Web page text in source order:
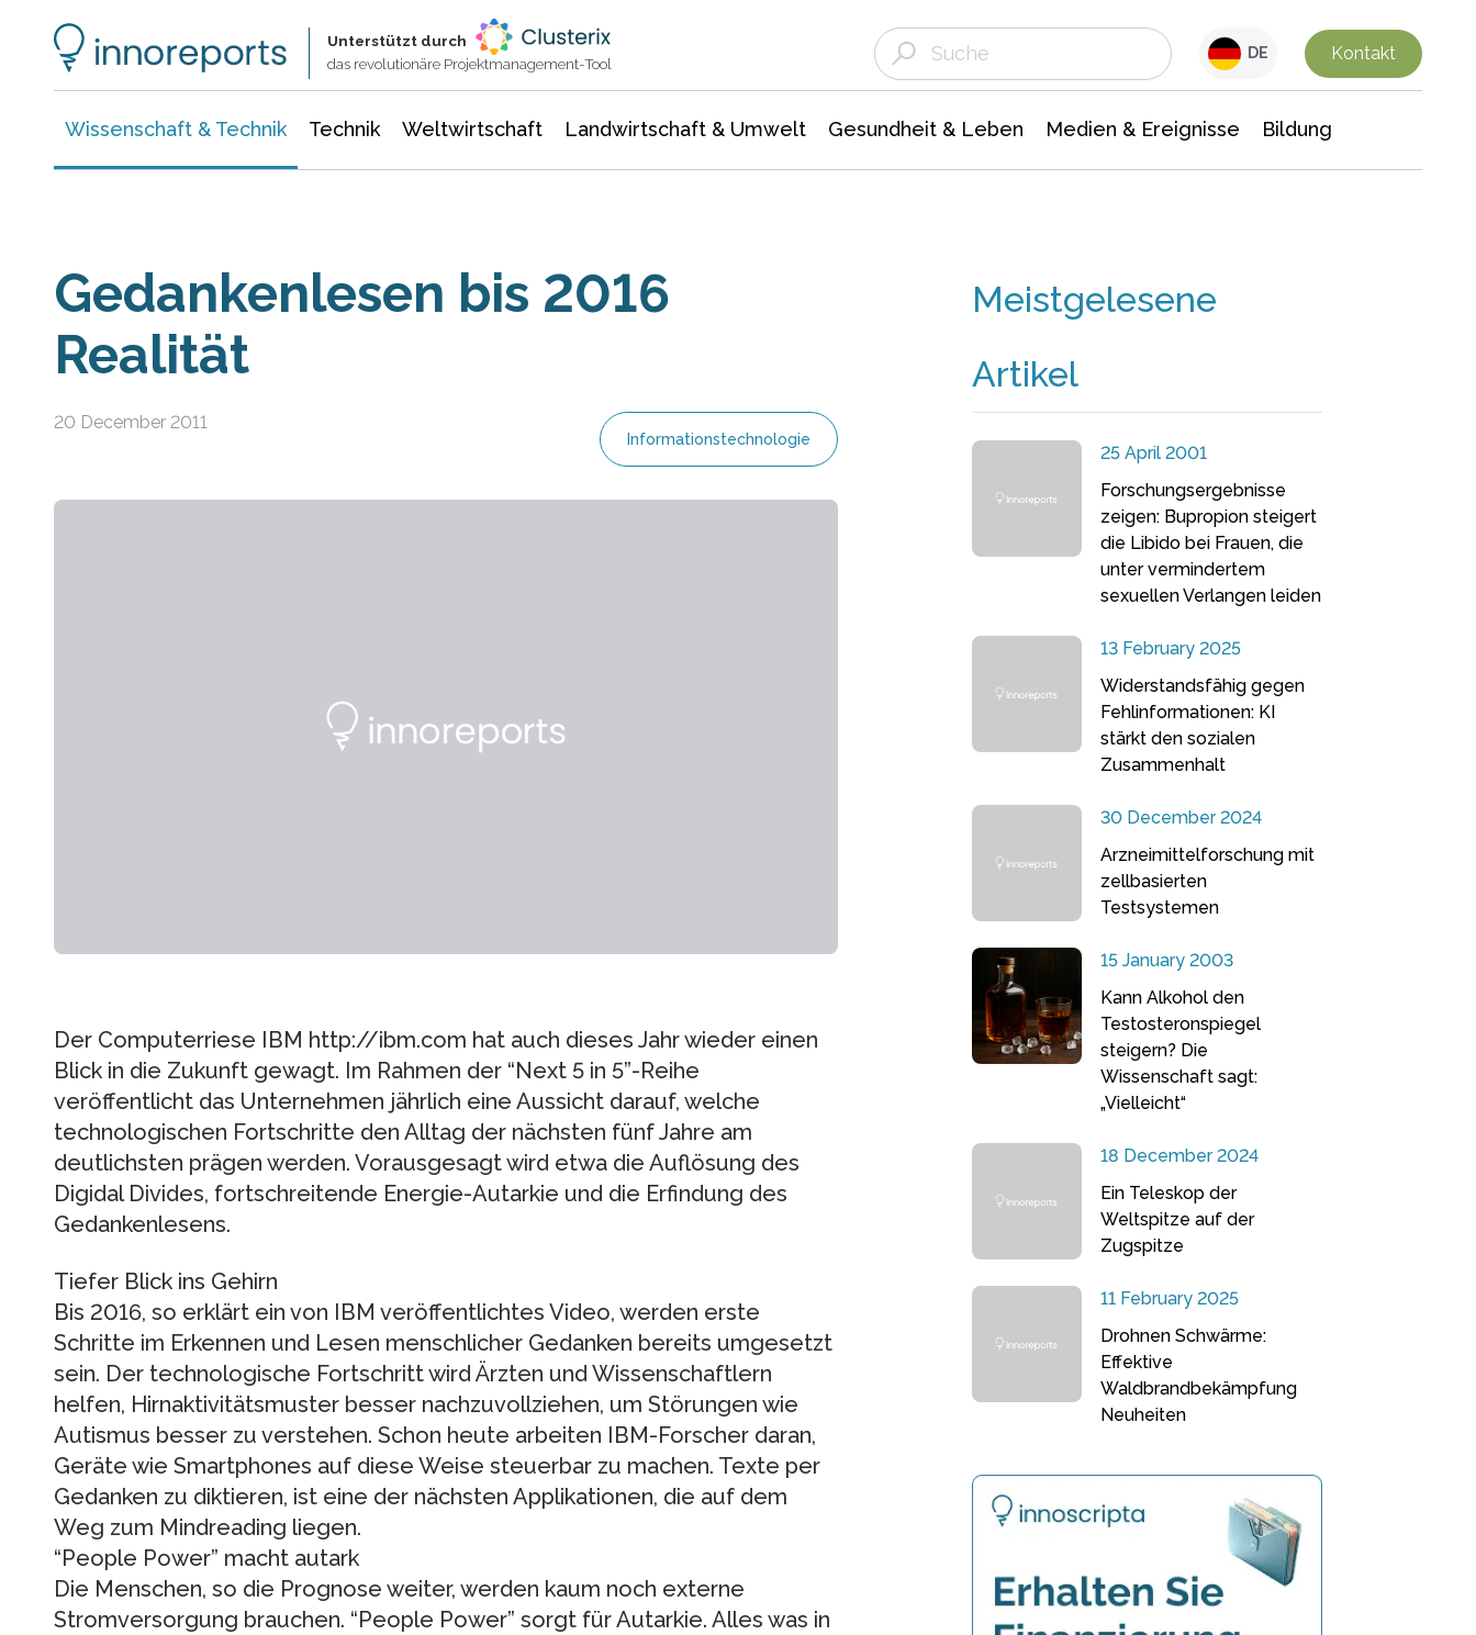
Unterstützt durch
das revolutionäre Projektmanagement-Tool
DE Kontakt
Wissenschaft & Technik Technik Weltwirtschaft Landwirtschaft & Umwelt Gesundheit & Leben Medien & Ereignisse Bildung
Gedankenlesen bis 2016
Realität
20 December 2011
Informationstechnologie
Der Computerriese IBM http://ibm.com hat auch dieses Jahr wieder einen
Blick in die Zukunft gewagt. Im Rahmen der “Next 5 in 5”-Reihe
veröffentlicht das Unternehmen jährlich eine Aussicht darauf, welche
technologischen Fortschritte den Alltag der nächsten fünf Jahre am
deutlichsten prägen werden. Vorausgesagt wird etwa die Auflösung des
Digidal Divides, fortschreitende Energie-Autarkie und die Erfindung des
Gedankenlesens.
Tiefer Blick ins Gehirn
Bis 2016, so erklärt ein von IBM veröffentlichtes Video, werden erste
Schritte im Erkennen und Lesen menschlicher Gedanken bereits umgesetzt
sein. Der technologische Fortschritt wird Ärzten und Wissenschaftlern
helfen, Hirnaktivitätsmuster besser nachzuvollziehen, um Störungen wie
Autismus besser zu verstehen. Schon heute arbeiten IBM-Forscher daran,
Geräte wie Smartphones auf diese Weise steuerbar zu machen. Texte per
Gedanken zu diktieren, ist eine der nächsten Applikationen, die auf dem
Weg zum Mindreading liegen.
“People Power” macht autark
Die Menschen, so die Prognose weiter, werden kaum noch externe
Stromversorgung brauchen. “People Power” sorgt für Autarkie. Alles was in
Meistgelesene
Artikel
25 April 2001
Forschungsergebnisse
zeigen: Bupropion steigert
die Libido bei Frauen, die
unter vermindertem
sexuellen Verlangen leiden
13 February 2025
Widerstandsfähig gegen
Fehlinformationen: KI
stärkt den sozialen
Zusammenhalt
30 December 2024
Arzneimittelforschung mit
zellbasierten
Testsystemen
15 January 2003
Kann Alkohol den
Testosteronspiegel
steigern? Die
Wissenschaft sagt:
„Vielleicht“
18 December 2024
Ein Teleskop der
Weltspitze auf der
Zugspitze
11 February 2025
Drohnen Schwärme:
Effektive
Waldbrandbekämpfung
Neuheiten